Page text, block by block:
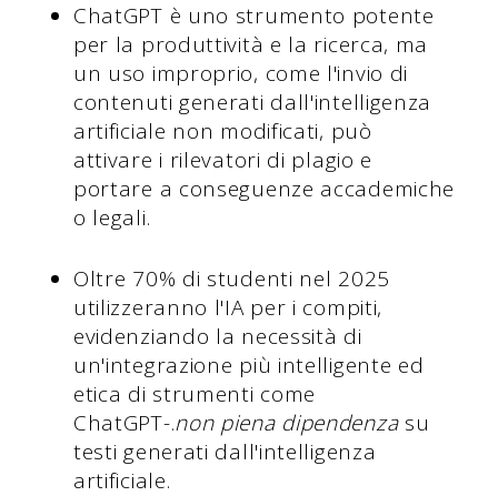
ChatGPT è uno strumento potente
per la produttività e la ricerca, ma
un uso improprio, come l'invio di
contenuti generati dall'intelligenza
artificiale non modificati, può
attivare i rilevatori di plagio e
portare a conseguenze accademiche
o legali.
Oltre 70% di studenti nel 2025
utilizzeranno l'IA per i compiti,
evidenziando la necessità di
un'integrazione più intelligente ed
etica di strumenti come
ChatGPT-.non piena dipendenzasu
testi generati dall'intelligenza
artificiale.